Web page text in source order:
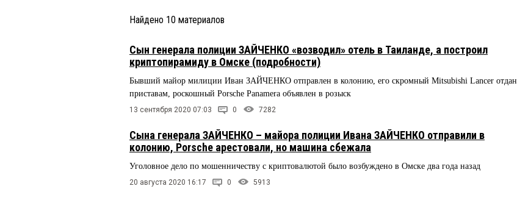
Найдено 10 материалов
Сын генерала полиции ЗАЙЧЕНКО «возводил» отель в Таиланде, а построил
криптопирамиду в Омске (подробности)
Бывший майор милиции Иван ЗАЙЧЕНКО отправлен в колонию, его скромный Mitsubishi Lancer отдан
приставам, роскошный Porsche Panamera объявлен в розыск
13 сентября 2020 07:03 0 7282
Сына генерала ЗАЙЧЕНКО – майора полиции Ивана ЗАЙЧЕНКО отправили в
колонию, Porsche арестовали, но машина сбежала
Уголовное дело по мошенничеству с криптовалютой было возбуждено в Омске два года назад
20 августа 2020 16:17 0 5913